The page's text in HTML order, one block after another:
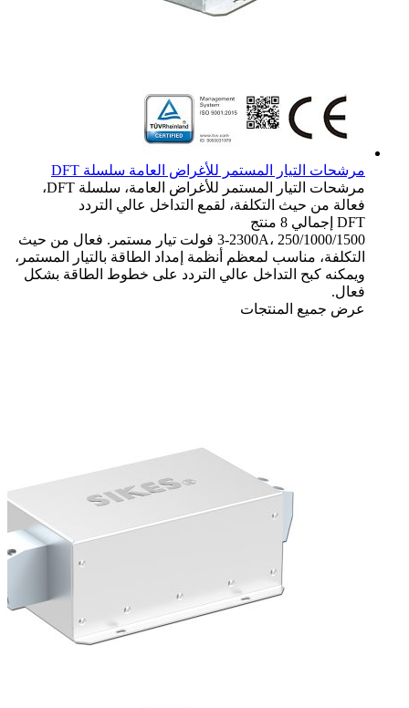
مرشحات التيار المستمر للأغراض العامة سلسلة DFT
مرشحات التيار المستمر للأغراض العامة، سلسلة DFT،
فعالة من حيث التكلفة، لقمع التداخل عالي التردد
DFT إجمالي 8 منتج
3-2300A، 250/1000/1500 فولت تيار مستمر. فعال من حيث
التكلفة، مناسب لمعظم أنظمة إمداد الطاقة بالتيار المستمر،
ويمكنه كبح التداخل عالي التردد على خطوط الطاقة بشكل
فعال.
عرض جميع المنتجات